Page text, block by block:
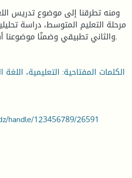
ومنه تطرقنا إلى موضوع تدريس
مرحلة التعليم المتوسط، دراسة
والثاني تطبيقي وضمنّا موضوعنا أهم النتائج المتوصل إليها.
الكلمات المفتاحية: التعليمية،
handle/123456789/26591